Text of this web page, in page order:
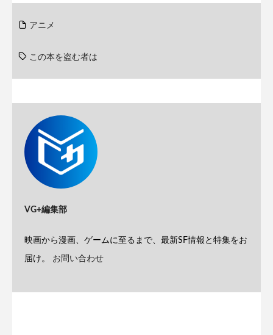
アニメ
この本を盗む者は
VG+編集部
映画から漫画、ゲームに至るまで、最新SF情報と特集をお
届け。 お問い合わせ